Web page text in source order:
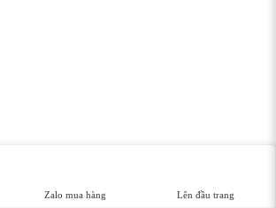
Zalo mua hàng Lên đầu trang